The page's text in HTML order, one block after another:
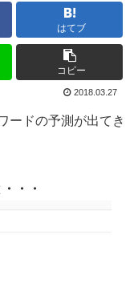
はてブ
コピー
2018.03.27
ードの予測が出てき
・・